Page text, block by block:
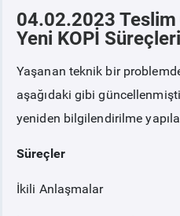
ÖRNEK FİNANS BELGELERİ
VADELİ ELEKTRİK
PİYASAKAYITSÜRECİ
SERBEST TÜKETİCİ
04.02.2023
Yeni KOPİ Süreçleri
Yaşanan teknik bir
aşağıdaki gibi
yeniden bilgilendirilme
Süreçler
İkili